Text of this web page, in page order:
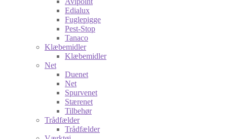
Edialux
Fuglepigge
Pest-Stop
Tanaco
Klæbemidler
Klæbemidler
Net
Duenet
Net
Spurvenet
Stærenet
Tilbehør
Trådfælder
Trådfælder